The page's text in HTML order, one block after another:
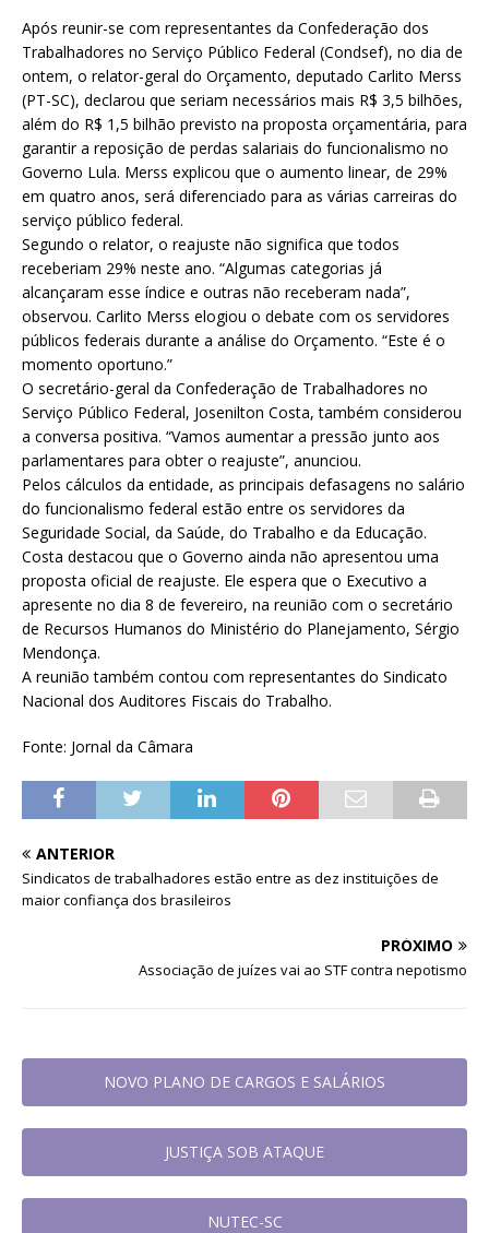
Após reunir-se com representantes da Confederação dos
Trabalhadores no Serviço Público Federal (Condsef), no dia de
ontem, o relator-geral do Orçamento, deputado Carlito Merss
(PT-SC), declarou que seriam necessários mais R$ 3,5 bilhões,
além do R$ 1,5 bilhão previsto na proposta orçamentária, para
garantir a reposição de perdas salariais do funcionalismo no
Governo Lula. Merss explicou que o aumento linear, de 29%
em quatro anos, será diferenciado para as várias carreiras do
serviço público federal.
Segundo o relator, o reajuste não significa que todos
receberiam 29% neste ano. “Algumas categorias já
alcançaram esse índice e outras não receberam nada”,
observou. Carlito Merss elogiou o debate com os servidores
públicos federais durante a análise do Orçamento. “Este é o
momento oportuno.”
O secretário-geral da Confederação de Trabalhadores no
Serviço Público Federal, Josenilton Costa, também considerou
a conversa positiva. “Vamos aumentar a pressão junto aos
parlamentares para obter o reajuste”, anunciou.
Pelos cálculos da entidade, as principais defasagens no salário
do funcionalismo federal estão entre os servidores da
Seguridade Social, da Saúde, do Trabalho e da Educação.
Costa destacou que o Governo ainda não apresentou uma
proposta oficial de reajuste. Ele espera que o Executivo a
apresente no dia 8 de fevereiro, na reunião com o secretário
de Recursos Humanos do Ministério do Planejamento, Sérgio
Mendonça.
A reunião também contou com representantes do Sindicato
Nacional dos Auditores Fiscais do Trabalho.
Fonte: Jornal da Câmara
ANTERIOR
Sindicatos de trabalhadores estão entre as dez instituições de
maior confiança dos brasileiros
PRÓXIMO
Associação de juízes vai ao STF contra nepotismo
NOVO PLANO DE CARGOS E SALÁRIOS
JUSTIÇA SOB ATAQUE
NUTEC-SC